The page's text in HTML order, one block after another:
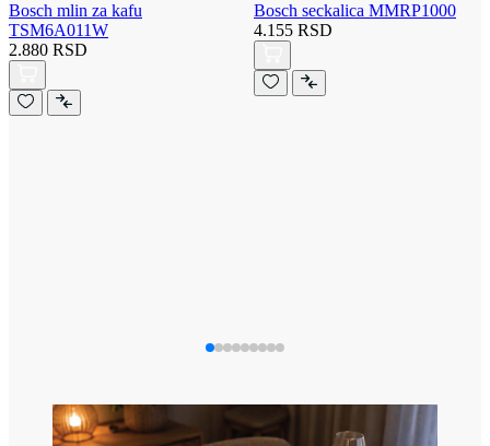
Bosch mlin za kafu
TSM6A011W
2.880 RSD
Bosch seckalica MMRP1000
4.155 RSD